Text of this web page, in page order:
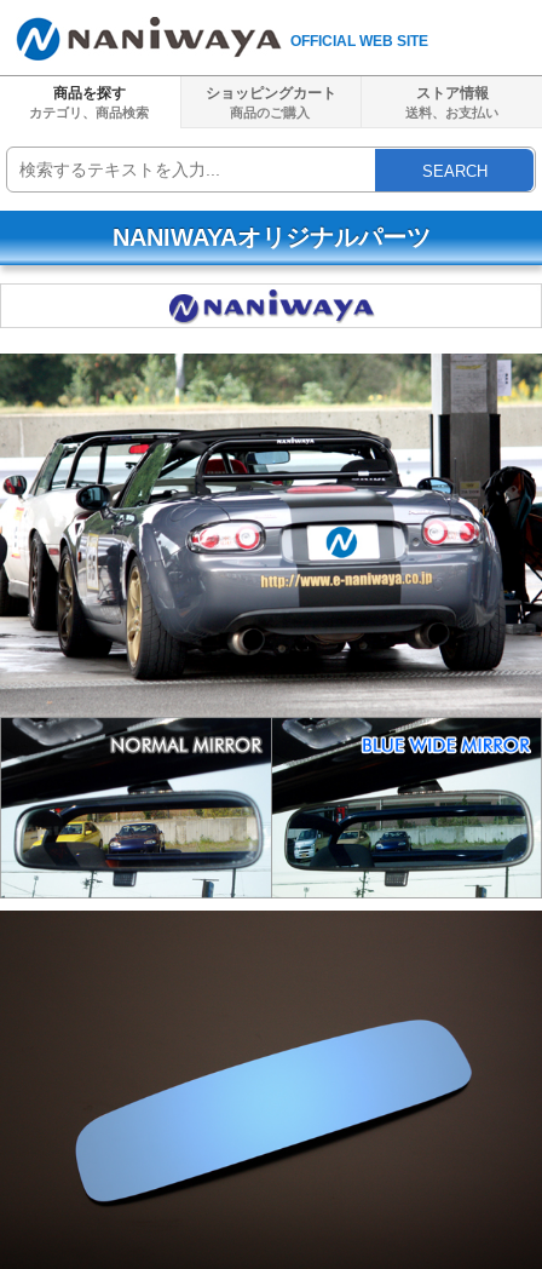
OFFICIAL WEB SITE
商品を探す
カテゴリ、商品検索
ショッピングカート
商品のご購入
ストア情報
送料、 お支払い
SEARCH
NANIWAYAオリジナルパーツ